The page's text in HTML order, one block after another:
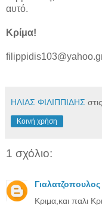
αυτό.
Κρίμα!
ΗΛΙΑΣ ΦΙΛΙΠΠΙΔΗΣ στις
Κοινή χρήση
1 σχόλιο:
Κριμα,και παλι